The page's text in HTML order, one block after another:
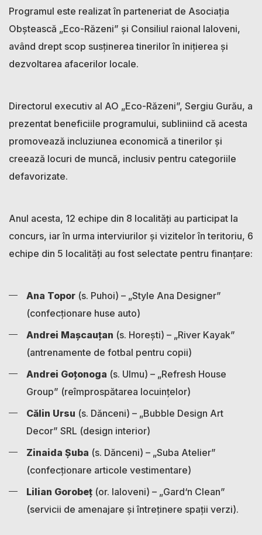
Programul este realizat în parteneriat de Asociația
Obștească „Eco-Răzeni” și Consiliul raional Ialoveni,
având drept scop susținerea tinerilor în inițierea și
dezvoltarea afacerilor locale.
Directorul executiv al AO „Eco-Răzeni”, Sergiu Gurău, a
prezentat beneficiile programului, subliniind că acesta
promovează incluziunea economică a tinerilor și
creează locuri de muncă, inclusiv pentru categoriile
defavorizate.
Anul acesta, 12 echipe din 8 localități au participat la
concurs, iar în urma interviurilor și vizitelor în teritoriu, 6
echipe din 5 localități au fost selectate pentru finanțare:
Ana Topor (s. Puhoi) – „Style Ana Designer”
(confecționare huse auto)
Andrei Mașcauțan (s. Horești) – „River Kayak”
(antrenamente de fotbal pentru copii)
Andrei Goțonoga (s. Ulmu) – „Refresh House
Group” (reîmprospătarea locuințelor)
Călin Ursu (s. Dănceni) – „Bubble Design Art
Decor” SRL (design interior)
Zinaida Șuba (s. Dănceni) – „Suba Atelier”
(confecționare articole vestimentare)
Lilian Gorobeț (or. Ialoveni) – „Gard‘n Clean”
(servicii de amenajare și întreținere spații verzi).